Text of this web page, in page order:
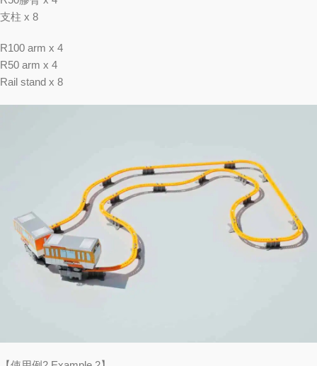
支柱 x 8
R100 arm x 4
R50 arm x 4
Rail stand x 8